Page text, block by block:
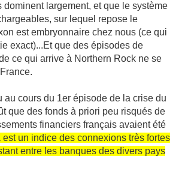
dominent largement, et que le système
sur lequel repose le
est embryonnaire chez nous (ce qui
exact)...Et que des épisodes de
ce qui arrive à Northern Rock ne se
au cours du 1er épisode de la crise du
que des fonds à priori peu risqués de
financiers français avaient été
est un indice des connexions très fortes
entre les banques des divers pays